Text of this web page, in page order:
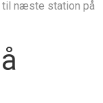
til næste station på